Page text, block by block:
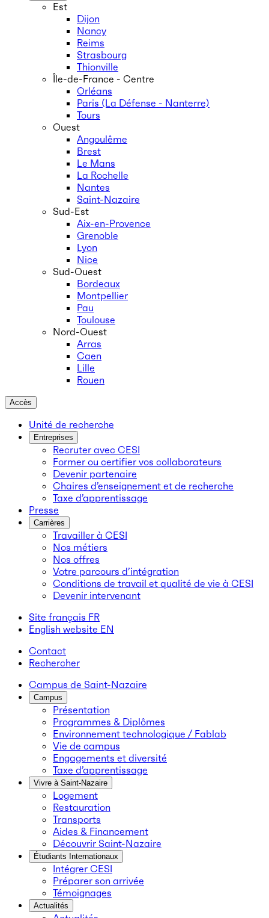
Est
Dijon
Nancy
Reims
Strasbourg
Thionville
Île-de-France - Centre
Orléans
Paris (La Défense - Nanterre)
Tours
Ouest
Angoulême
Brest
Le Mans
La Rochelle
Nantes
Saint-Nazaire
Sud-Est
Aix-en-Provence
Grenoble
Lyon
Nice
Sud-Ouest
Bordeaux
Montpellier
Pau
Toulouse
Nord-Ouest
Arras
Caen
Lille
Rouen
Accès
Unité de recherche
Entreprises
Recruter avec CESI
Former ou certifier vos collaborateurs
Devenir partenaire
Chaires d’enseignement et de recherche
Taxe d’apprentissage
Presse
Carrières
Travailler à CESI
Nos métiers
Nos offres
Votre parcours d’intégration
Conditions de travail et qualité de vie à CESI
Devenir intervenant
Site français FR
English website EN
Contact
Rechercher
Campus de Saint-Nazaire
Campus
Présentation
Programmes & Diplômes
Environnement technologique / Fablab
Vie de campus
Engagements et diversité
Taxe d’apprentissage
Vivre à Saint-Nazaire
Logement
Restauration
Transports
Aides & Financement
Découvrir Saint-Nazaire
Étudiants Internationaux
Intégrer CESI
Préparer son arrivée
Témoignages
Actualités